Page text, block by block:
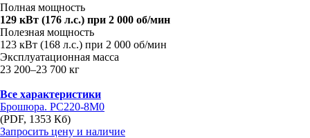
Полная мощность
129 кВт (176 л.с.) при 2 000 об/мин
Полезная мощность
123 кВт (168 л.с.) при 2 000 об/мин
Эксплуатационная масса
23 200–23 700 кг
Все характеристики
Брошюра. PC220-8M0
(PDF, 1353 Кб)
Запросить цену и наличие